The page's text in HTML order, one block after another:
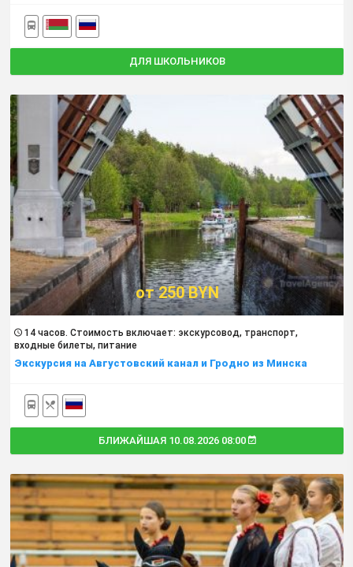
ДЛЯ ШКОЛЬНИКОВ
от 250 BYN
14 часов. Cтоимость включает: экскурсовод, транспорт,
входные билеты, питание
Экскурсия на Августовский канал и Гродно из Минска
БЛИЖАЙШАЯ 10.08.2026 08:00